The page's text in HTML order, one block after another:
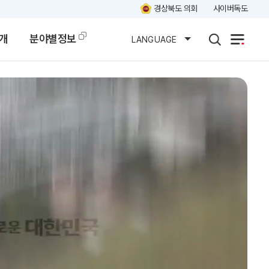
경상북도 의회 사이버독도
분야별정보 LANGUAGE